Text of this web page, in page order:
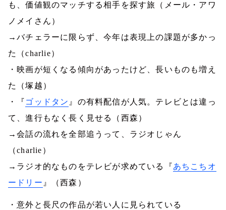
も、価値観のマッチする相手を探す旅（メール・アワ
ノメイさん）
→バチェラーに限らず、今年は表現上の課題が多かっ
た（charlie）
・映画が短くなる傾向があったけど、長いものも増え
た（塚越）
・『 ゴッドタン 』の有料配信が人気。テレビとは違っ
て、進行もなく長く見せる（西森）
→会話の流れを全部追うって、ラジオじゃん
（charlie ）
→ラジオ的なものをテレビが求めている『あちこちオ
ードリー 』（西森）
・意外と長尺の作品が若い人に見られている